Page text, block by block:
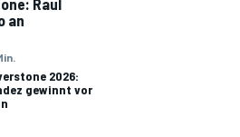
an
2026:
gewinnt vor